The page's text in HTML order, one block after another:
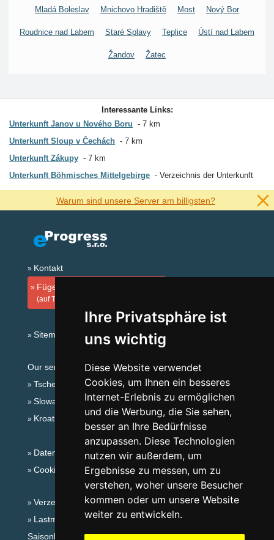
Ihre Privatsphäre ist
uns wichtig
Diese Website verwendet
Cookies, um Ihnen ein besseres
Internet-Erlebnis zu ermöglichen
und die Werbung, die Sie sehen,
besser an Ihre Bedürfnisse
anzupassen. Diese Technologien
nutzen wir außerdem, um
Ergebnisse zu messen, um zu
verstehen, woher unsere Besucher
kommen oder um unsere Website
weiter zu entwickeln.
Mladá Boleslav Mnichovo Hradiště Most Nový Bor
Roudnice nad Labem Staré Splavy Teplice Ústí nad Labem
Žandov Žatec
Interessante Links:
Unterkunft Janov u Nového Boru
7 km
Unterkunft Sloup v Čechách
7 km
Unterkunft Zákupy
7 km
Unterkunft Böhmisches Mittelgebirge
Verzeichnis der Unterkunft
Warum sind unsere Server am billigsten?
Kontakt
Fügen Sie Ihre Unterkunft hinzu
(auf Tschechisch)
Sitemap
Our servers:
Tschechische Gebirge
Slowakische Gebirge
Kroatien
Datenschutz
Cookies
Verzeichnis der Unterkunft
Lastminute Böhmisches Mittelgebirge
Saisonlinks: